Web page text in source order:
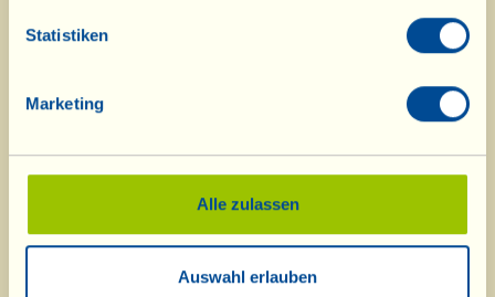
Statistiken
Marketing
Alle zulassen
Auswahl erlauben